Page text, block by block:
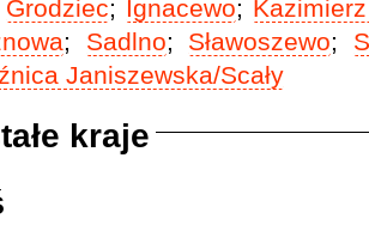
Grodziec; Ignacewo;
; Sadlno; Sławoszewo;
Janiszewska/Scały
kraje